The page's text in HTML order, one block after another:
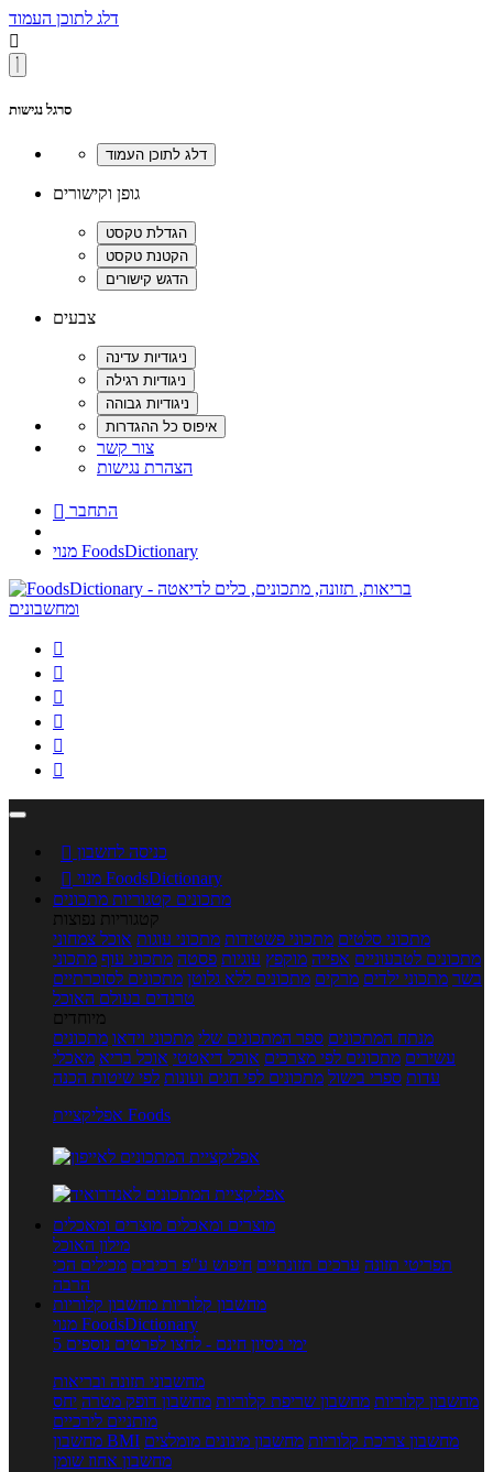
דלג לתוכן העמוד

סרגל נגישות
גופן וקישורים
צבעים
צור קשר
הצהרת נגישות
 התחבר
מנוי FoodsDictionary






 כניסה לחשבון

מנוי FoodsDictionary
מתכונים קטגוריות מתכונים
קטגוריות נפוצות
מתכוני סלטים מתכוני פשטידות מתכוני עוגות אוכל צמחוני
מתכונים לטבעוניים אפייה מוקפץ עוגיות פסטה מתכוני עוף מתכוני
בשר מתכוני ילדים מרקים מתכונים ללא גלוטן מתכונים לסוכרתיים
טרנדים בעולם האוכל
מיוחדים
מנתח המתכונים ספר המתכונים שלי מתכוני וידאו מתכונים
עשירים מתכונים לפי מצרכים אוכל דיאטטי אוכל בריא מאכלי
עדות ספרי בישול מתכונים לפי חגים ועונות לפי שיטות הכנה
אפליקציית Foods
מוצרים ומאכלים מוצרים ומאכלים
מילון האוכל
תפריטי תזונה ערכים תזונתיים חיפוש ע"פ רכיבים מכילים הכי
הרבה
מחשבון קלוריות מחשבון קלוריות
מנוי FoodsDictionary
5 ימי ניסיון חינם - לחצו לפרטים נוספים
מחשבוני תזונה ובריאות
מחשבון קלוריות מחשבון שריפת קלוריות מחשבון דופק מטרה יחס
מותניים לירכיים
מחשבון BMI
מחשבון צריכת קלוריות מחשבון מינונים מומלצים
מחשבון אחוז שומן